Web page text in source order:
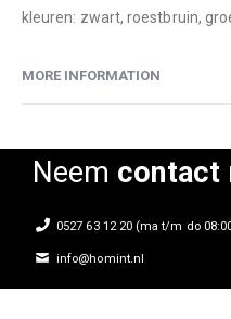
kleuren: zwart, roestbruin,
MORE INFORMATION
Neem contact
0527 63 12 20 (ma t/m do
info@homint.nl